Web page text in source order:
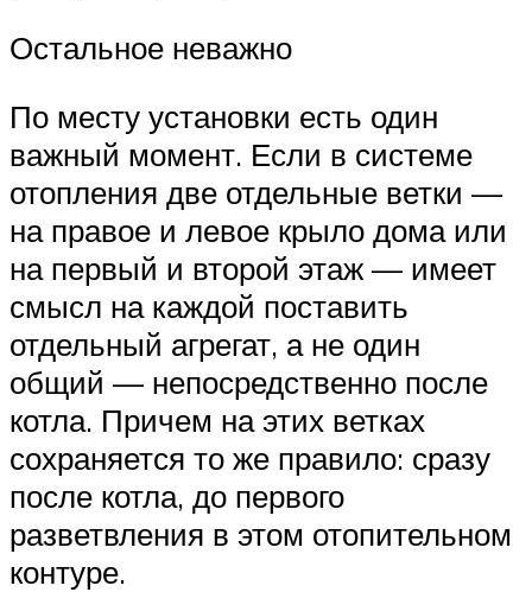
Остальное неважно
По месту установки есть один
важный момент. Если в системе
отопления две отдельные ветки —
на правое и левое крыло дома или
на первый и второй этаж — имеет
смысл на каждой поставить
отдельный агрегат, а не один
общий — непосредственно после
котла. Причем на этих ветках
сохраняется то же правило: сразу
после котла, до первого
разветвления в этом отопительном
контуре.